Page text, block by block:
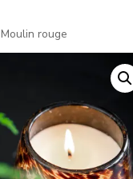
rouge